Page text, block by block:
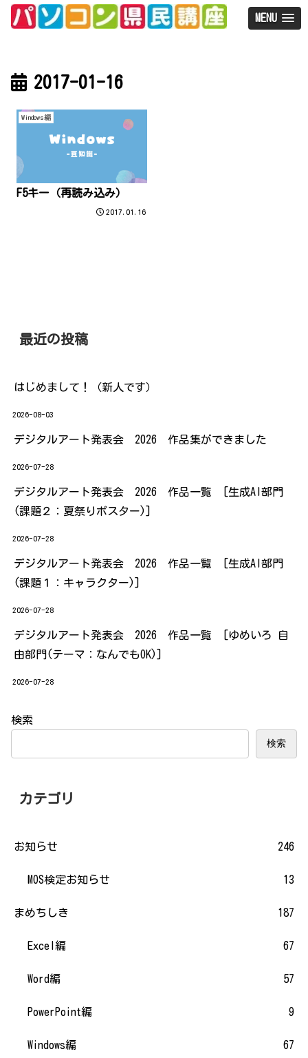
MENU
2017-01-16
Windows編
F5キー（再読み込み）
2017.01.16
最近の投稿
はじめまして！（新人です）
2026-08-03
デジタルアート発表会 2026 作品集ができました
2026-07-28
デジタルアート発表会 2026 作品一覧 [生成AI部門
(課題２：夏祭りポスター)]
2026-07-28
デジタルアート発表会 2026 作品一覧 [生成AI部門
(課題１：キャラクター)]
2026-07-28
デジタルアート発表会 2026 作品一覧 [ゆめいろ 自
由部門(テーマ：なんでもOK)]
2026-07-28
検索
検索
カテゴリ
お知らせ 246
MOS検定お知らせ 13
まめちしき 187
Excel編 67
Word編 57
PowerPoint編 9
Windows編 67